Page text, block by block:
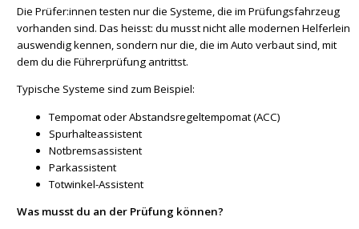
Die Prüfer:innen testen nur die Systeme, die im Prüfungsfahrzeug
vorhanden sind. Das heisst: du musst nicht alle modernen Helferlein
auswendig kennen, sondern nur die, die im Auto verbaut sind, mit
dem du die Führerprüfung antrittst.
Typische Systeme sind zum Beispiel:
Tempomat oder Abstandsregeltempomat (ACC)
Spurhalteassistent
Notbremsassistent
Parkassistent
Totwinkel-Assistent
Was musst du an der Prüfung können?